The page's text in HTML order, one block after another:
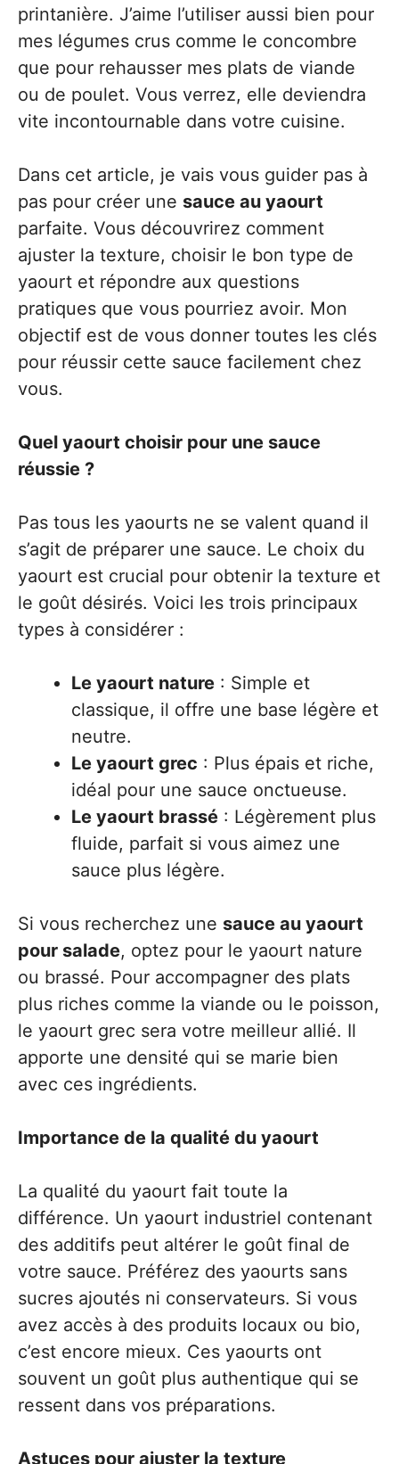
printanière. J’aime l’utiliser aussi bien pour
mes légumes crus comme le concombre
que pour rehausser mes plats de viande
ou de poulet. Vous verrez, elle deviendra
vite incontournable dans votre cuisine.
Dans cet article, je vais vous guider pas à
pas pour créer une sauce au yaourt
parfaite. Vous découvrirez comment
ajuster la texture, choisir le bon type de
yaourt et répondre aux questions
pratiques que vous pourriez avoir. Mon
objectif est de vous donner toutes les clés
pour réussir cette sauce facilement chez
vous.
Quel yaourt choisir pour une sauce
réussie ?
Pas tous les yaourts ne se valent quand il
s’agit de préparer une sauce. Le choix du
yaourt est crucial pour obtenir la texture et
le goût désirés. Voici les trois principaux
types à considérer :
Le yaourt nature : Simple et
classique, il offre une base légère et
neutre.
Le yaourt grec : Plus épais et riche,
idéal pour une sauce onctueuse.
Le yaourt brassé : Légèrement plus
fluide, parfait si vous aimez une
sauce plus légère.
Si vous recherchez une sauce au yaourt
pour salade, optez pour le yaourt nature
ou brassé. Pour accompagner des plats
plus riches comme la viande ou le poisson,
le yaourt grec sera votre meilleur allié. Il
apporte une densité qui se marie bien
avec ces ingrédients.
Importance de la qualité du yaourt
La qualité du yaourt fait toute la
différence. Un yaourt industriel contenant
des additifs peut altérer le goût final de
votre sauce. Préférez des yaourts sans
sucres ajoutés ni conservateurs. Si vous
avez accès à des produits locaux ou bio,
c’est encore mieux. Ces yaourts ont
souvent un goût plus authentique qui se
ressent dans vos préparations.
Astuces pour ajuster la texture